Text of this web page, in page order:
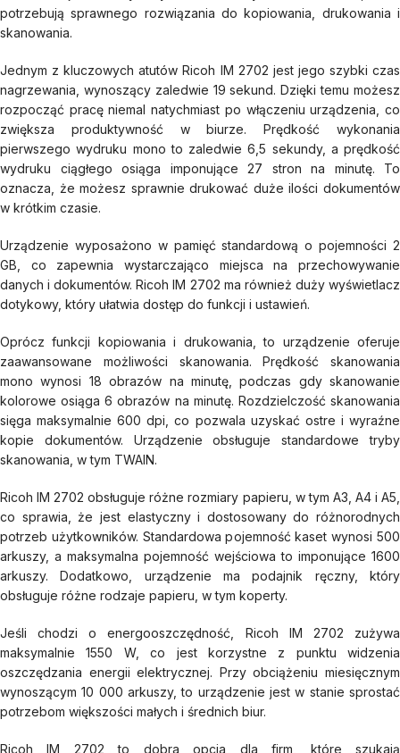
potrzebują sprawnego rozwiązania do kopiowania, drukowania i
skanowania.
Jednym z kluczowych atutów Ricoh IM 2702 jest jego szybki czas
nagrzewania, wynoszący zaledwie 19 sekund. Dzięki temu możesz
rozpocząć pracę niemal natychmiast po włączeniu urządzenia, co
zwiększa produktywność w biurze. Prędkość wykonania
pierwszego wydruku mono to zaledwie 6,5 sekundy, a prędkość
wydruku ciągłego osiąga imponujące 27 stron na minutę. To
oznacza, że możesz sprawnie drukować duże ilości dokumentów
w krótkim czasie.
Urządzenie wyposażono w pamięć standardową o pojemności 2
GB, co zapewnia wystarczająco miejsca na przechowywanie
danych i dokumentów. Ricoh IM 2702 ma również duży wyświetlacz
dotykowy, który ułatwia dostęp do funkcji i ustawień.
Oprócz funkcji kopiowania i drukowania, to urządzenie oferuje
zaawansowane możliwości skanowania. Prędkość skanowania
mono wynosi 18 obrazów na minutę, podczas gdy skanowanie
kolorowe osiąga 6 obrazów na minutę. Rozdzielczość skanowania
sięga maksymalnie 600 dpi, co pozwala uzyskać ostre i wyraźne
kopie dokumentów. Urządzenie obsługuje standardowe tryby
skanowania, w tym TWAIN.
Ricoh IM 2702 obsługuje różne rozmiary papieru, w tym A3, A4 i A5,
co sprawia, że jest elastyczny i dostosowany do różnorodnych
potrzeb użytkowników. Standardowa pojemność kaset wynosi 500
arkuszy, a maksymalna pojemność wejściowa to imponujące 1600
arkuszy. Dodatkowo, urządzenie ma podajnik ręczny, który
obsługuje różne rodzaje papieru, w tym koperty.
Jeśli chodzi o energooszczędność, Ricoh IM 2702 zużywa
maksymalnie 1550 W, co jest korzystne z punktu widzenia
oszczędzania energii elektrycznej. Przy obciążeniu miesięcznym
wynoszącym 10 000 arkuszy, to urządzenie jest w stanie sprostać
potrzebom większości małych i średnich biur.
Ricoh IM 2702 to dobra opcja dla firm, które szukają